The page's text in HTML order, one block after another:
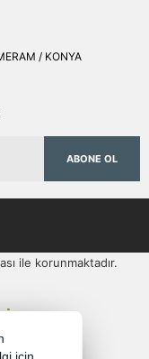
/ KONYA
ABONE OL
ile korunmaktadır.